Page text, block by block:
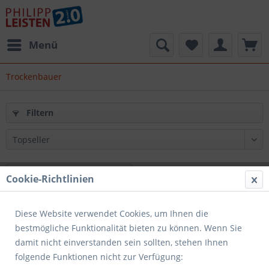
Menü
Trockenbauer
Filtern
Spezialfilter Dräger
1140 - A1 B2 E2 K1 Hg
Cookie-Richtlinien
Diese Website verwendet Cookies, um Ihnen die
bestmögliche Funktionalität bieten zu können. Wenn Sie
damit nicht einverstanden sein sollten, stehen Ihnen
folgende Funktionen nicht zur Verfügung: